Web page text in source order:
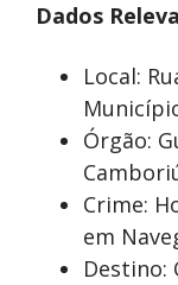
Dados
Local:
Órgão:
Crime:
em
Destino: